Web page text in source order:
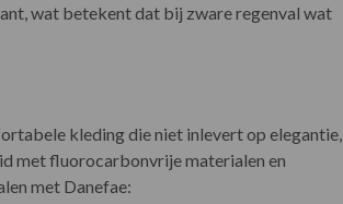
wat betekent dat bij zware regenval wat
kleding die niet inlevert op elegantie,
met fluorocarbonvrije materialen en
met Danefae: